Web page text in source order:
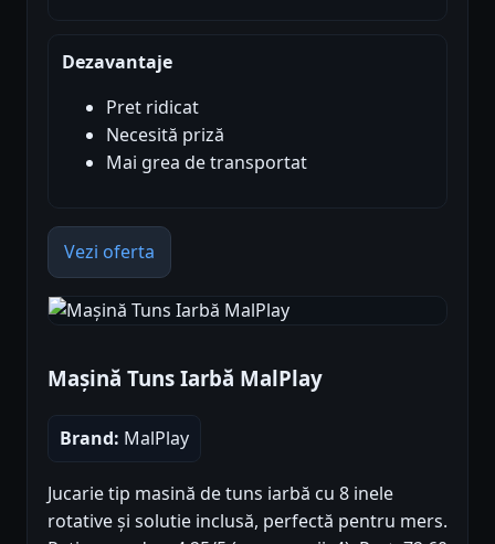
Dezavantaje
Pret ridicat
Necesită priză
Mai grea de transportat
Vezi oferta
Mașină Tuns Iarbă MalPlay
Brand: MalPlay
Jucarie tip masină de tuns iarbă cu 8 inele
rotative și solutie inclusă, perfectă pentru mers.